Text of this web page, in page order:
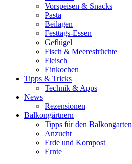
Vorspeisen & Snacks
Pasta
Beilagen
Festtags-Essen
Geflügel
Fisch & Meeresfrüchte
Fleisch
Einkochen
Tipps & Tricks
Technik & Apps
News
Rezensionen
Balkongärtnern
Tipps für den Balkongarten
Anzucht
Erde und Kompost
Ernte